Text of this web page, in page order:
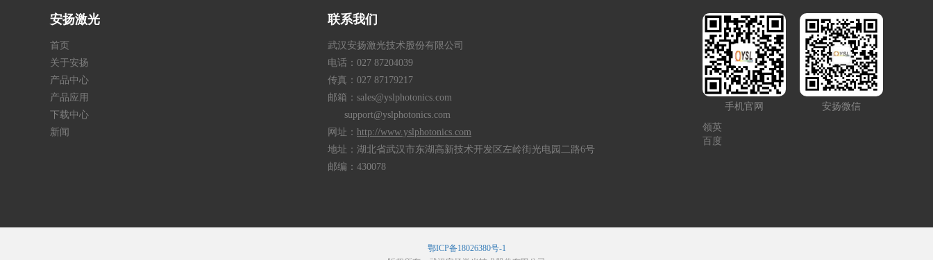
安扬激光
首页
关于安扬
产品中心
产品应用
下载中心
新闻
联系我们
武汉安扬激光技术股份有限公司
电话：027 87204039
传真：027 87179217
邮箱：sales@yslphotonics.com
support@yslphotonics.com
网址： http://www.yslphotonics.com
地址：湖北省武汉市东湖高新技术开发区左岭街光电园二路6号
邮编：430078
手机官网
安扬微信
领英
百度
鄂ICP备18026380号-1